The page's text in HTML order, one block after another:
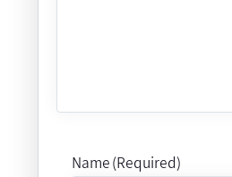
Name (Required)